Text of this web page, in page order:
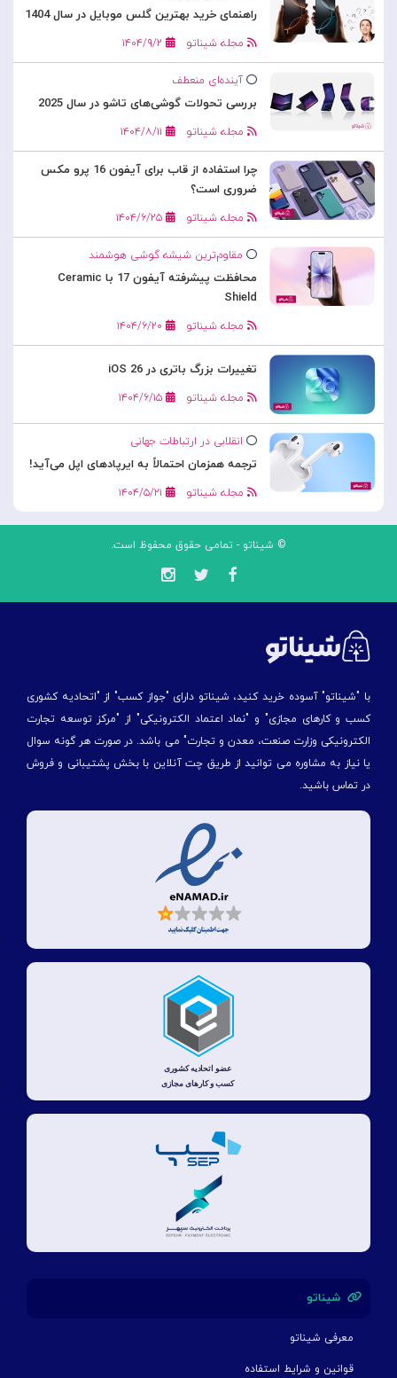
راهنمای خرید بهترین گلس موبایل در سال 1404
مجله شیناتو ۱۴۰۴/۹/۲
آینده‌ای منعطف
بررسی تحولات گوشی‌های تاشو در سال 2025
مجله شیناتو ۱۴۰۴/۸/۱۱
چرا استفاده از قاب برای آیفون 16 پرو مکس
ضروری است؟
مجله شیناتو ۱۴۰۴/۶/۲۵
مقاوم‌ترین شیشه گوشی هوشمند
محافظت پیشرفته آیفون 17 با Ceramic
Shield
مجله شیناتو ۱۴۰۴/۶/۲۰
تغییرات بزرگ باتری در iOS 26
مجله شیناتو ۱۴۰۴/۶/۱۵
انقلابی در ارتباطات جهانی
ترجمه همزمان احتمالاً به ایرپادهای اپل می‌آید!
مجله شیناتو ۱۴۰۴/۵/۲۱
© شیناتو - تمامی حقوق محفوظ است.
با "شیناتو" آسوده خرید کنید، شیناتو دارای "جواز کسب" از "اتحادیه کشوری
کسب و کارهای مجازی" و "نماد اعتماد الکترونیکی" از "مركز توسعه تجارت
الكترونیكی وزارت صنعت، معدن و تجارت" می باشد. در صورت هر گونه سوال
یا نیاز به مشاوره می توانید از طریق چت آنلاین با بخش پشتیبانی و فروش
در تماس باشید.
شیناتو
معرفی شیناتو
قوانین و شرایط استفاده